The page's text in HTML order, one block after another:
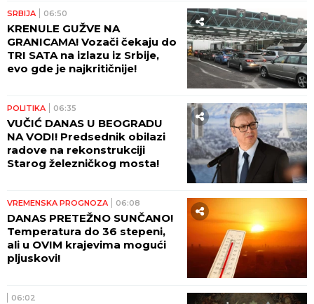
SRBIJA 06:50
KRENULE GUŽVE NA
GRANICAMA! Vozači čekaju do
TRI SATA na izlazu iz Srbije,
evo gde je najkritičnije!
POLITIKA 06:35
VUČIĆ DANAS U BEOGRADU
NA VODI! Predsednik obilazi
radove na rekonstrukciji
Starog železničkog mosta!
VREMENSKA PROGNOZA 06:08
DANAS PRETEŽNO SUNČANO!
Temperatura do 36 stepeni,
ali u OVIM krajevima mogući
pljuskovi!
06:02